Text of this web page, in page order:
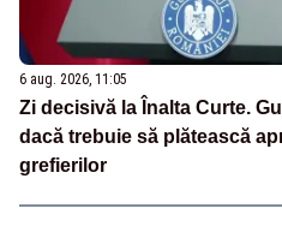
6 aug. 2026, 11:05
Zi decisivă la Înalta Curte.
dacă trebuie să plătească
grefierilor